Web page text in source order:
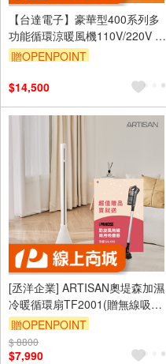
【台達電子】豪華型400系列多
功能循環涼暖風機110V/220V 遙
控/線控(VHB40ADMRT-
贈OPENPOINT
$14,500
[丞洋企業] ARTISAN奧堤森加濕
冷暖循環扇TF2001(贈無線吸塵
器)
贈OPENPOINT
$ 8800
$7,990